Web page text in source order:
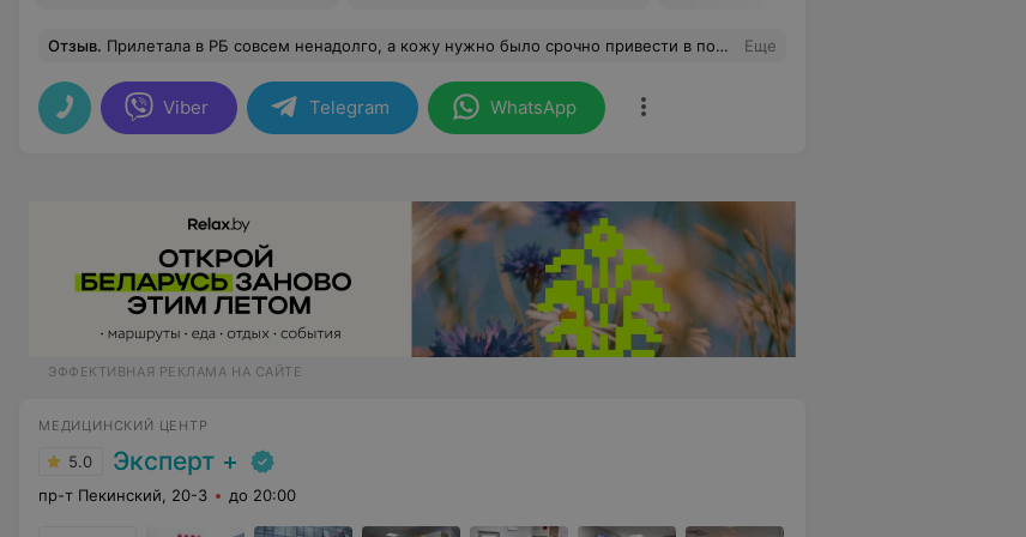
Отзыв. Прилетала в РБ совсем ненадолго, а кожу нужно было срочно привести в порядок. Всё сделали быстро и очень аккуратно: ботокс, губы, коллаген. Результатом безумно довольна. Лицо свежее, ухоженное, всё выглядит максимально естественно. За красотой только к Юлии Еще
Viber Telegram WhatsApp
ЭФФЕКТИВНАЯ РЕКЛАМА НА САЙТЕ
МЕДИЦИНСКИЙ ЦЕНТР
5.0 Эксперт +
пр-т Пекинский, 20-3 до 20:00